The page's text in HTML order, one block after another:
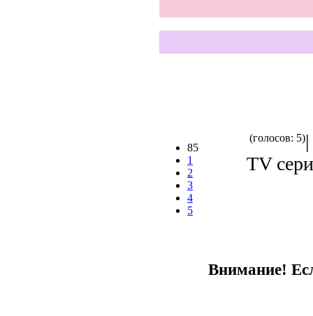
85
1
2
3
4
5
(голосов: 5)
TV
Внимание!